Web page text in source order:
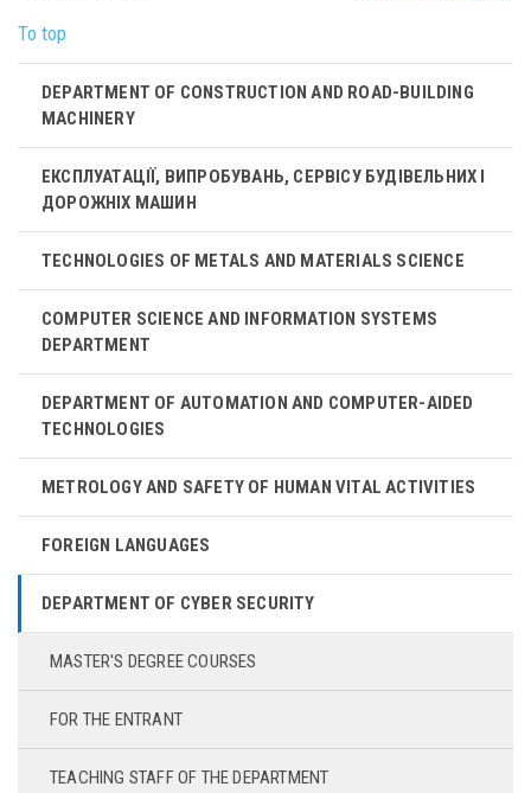
To top
DEPARTMENT OF CONSTRUCTION AND ROAD-BUILDING
MACHINERY
ЕКСПЛУАТАЦІЇ, ВИПРОБУВАНЬ, СЕРВІСУ БУДІВЕЛЬНИХ І
ДОРОЖНІХ МАШИН
TECHNOLOGIES OF METALS AND MATERIALS SCIENCE
COMPUTER SCIENCE AND INFORMATION SYSTEMS
DEPARTMENT
DEPARTMENT OF AUTOMATION AND COMPUTER-AIDED
TECHNOLOGIES
METROLOGY AND SAFETY OF HUMAN VITAL ACTIVITIES
FOREIGN LANGUAGES
DEPARTMENT OF CYBER ​​SECURITY
MASTER'S DEGREE COURSES
FOR THE ENTRANT
TEACHING STAFF OF THE DEPARTMENT